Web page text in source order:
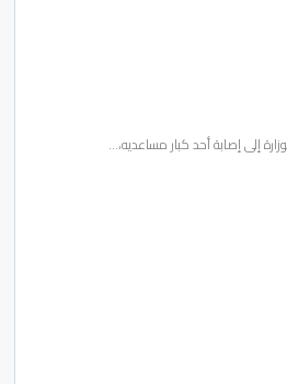
إلى إصابة أحد كبار مساعديه،…